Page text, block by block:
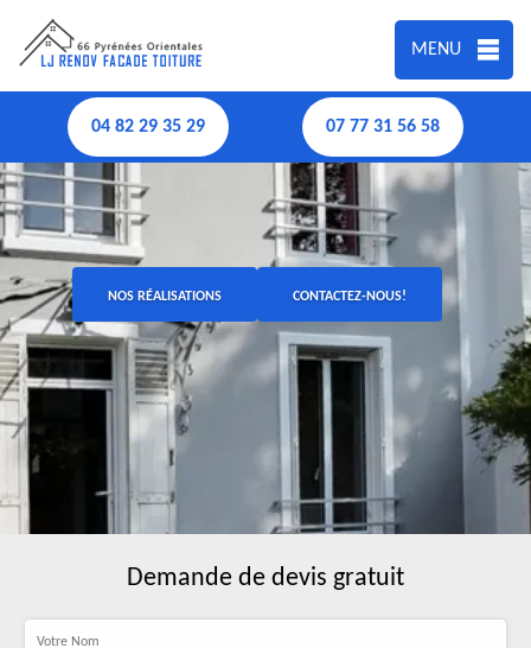
MENU
04 82 29 35 29 07 77 31 56 58
NOS RÉALISATIONS CONTACTEZ-NOUS!
Demande de devis gratuit